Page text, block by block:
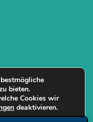
bieten.
Cookies wir
deaktivieren.